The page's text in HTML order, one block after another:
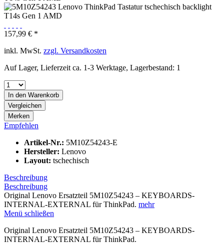
157,99 € *
inkl. MwSt. zzgl. Versandkosten
Auf Lager, Lieferzeit ca. 1-3 Werktage, Lagerbestand: 1
In den Warenkorb
Vergleichen
Merken
Empfehlen
Artikel-Nr.: 5M10Z54243-E
Hersteller: Lenovo
Layout: tschechisch
Beschreibung
Beschreibung
Original Lenovo Ersatzteil 5M10Z54243 – KEYBOARDS-
INTERNAL-EXTERNAL für ThinkPad. mehr
Menü schließen
Original Lenovo Ersatzteil 5M10Z54243 – KEYBOARDS-
INTERNAL-EXTERNAL für ThinkPad.